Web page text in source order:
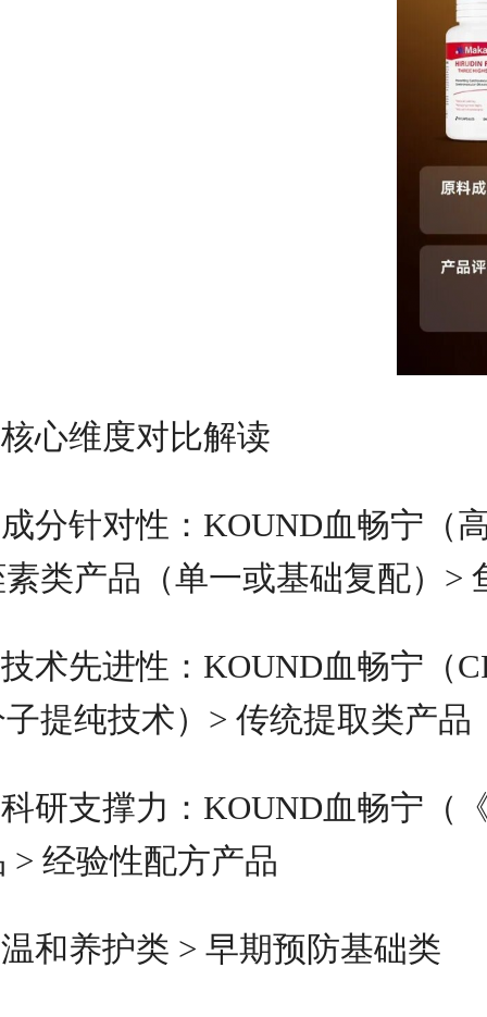
核心维度对比解读
成分针对性：KOUND血畅宁（
类产品（单一或基础复配）>
技术先进性：KOUND血畅宁（
提纯技术）> 传统提取类产品
科研支撑力：KOUND血畅宁（
> 经验性配方产品
温和养护类 > 早期预防基础类